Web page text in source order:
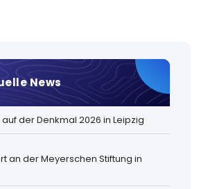
News
der Denkmal 2026 in Leipzig
an der Meyerschen Stiftung in